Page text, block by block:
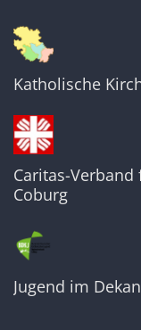
Katholische
Caritas-
Coburg
Jugend im